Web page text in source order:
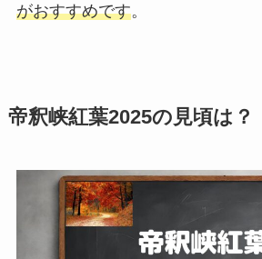
がおすすめです。
帝釈峡紅葉2025の見頃は？